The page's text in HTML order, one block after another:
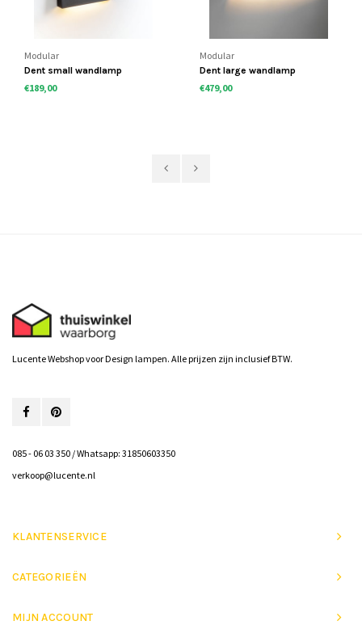
Modular
Dent small wandlamp
€189,00
Modular
Dent large wandlamp
€479,00
Lucente Webshop voor Design lampen. Alle prijzen zijn inclusief BTW.
085 - 06 03 350 / Whatsapp: 31850603350
verkoop@lucente.nl
KLANTENSERVICE
CATEGORIEËN
MIJN ACCOUNT